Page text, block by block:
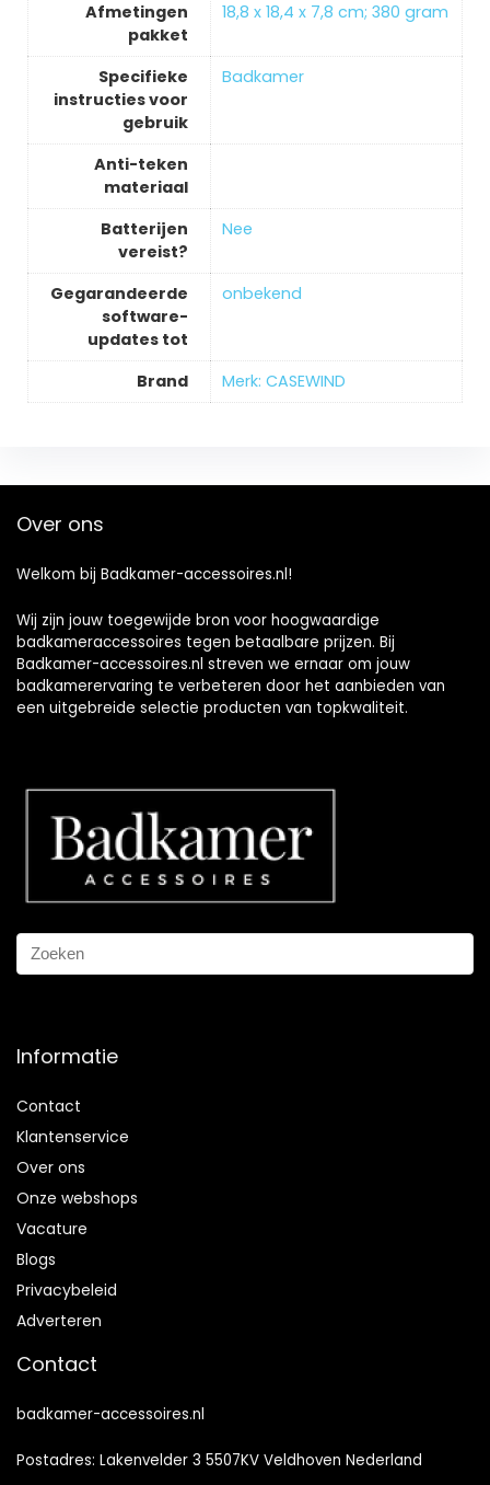
Afmetingen
pakket
‎18,8 x 18,4 x 7,8 cm; 380 gram
Specifieke
instructies voor
gebruik
‎Badkamer
Anti-teken
materiaal
Batterijen
vereist?
‎Nee
Gegarandeerde
software-
updates tot
‎onbekend
Brand Merk: CASEWIND
Over ons
Welkom bij Badkamer-accessoires.nl!
Wij zijn jouw toegewijde bron voor hoogwaardige
badkameraccessoires tegen betaalbare prijzen. Bij
Badkamer-accessoires.nl streven we ernaar om jouw
badkamerervaring te verbeteren door het aanbieden van
een uitgebreide selectie producten van topkwaliteit.
Informatie
Contact
Klantenservice
Over ons
Onze webshops
Vacature
Blogs
Privacybeleid
Adverteren
Contact
badkamer-accessoires.nl
Postadres: Lakenvelder 3 5507KV Veldhoven Nederland